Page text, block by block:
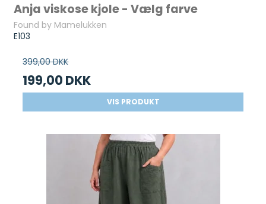
Anja viskose kjole - Vælg farve
Found by Mamelukken
E103
399,00 DKK
199,00 DKK
VIS PRODUKT